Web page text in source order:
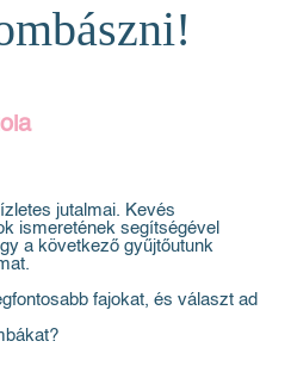
jutalmai. Kevés
ismeretének segítségével
a következő gyűjtőutunk
fajokat, és választ ad